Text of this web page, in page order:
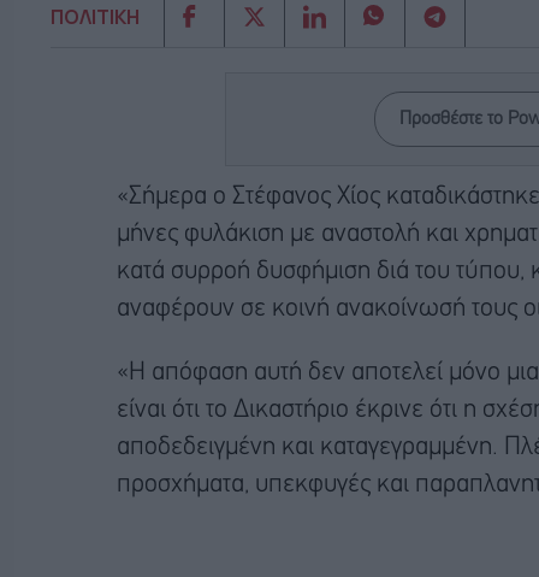
ΠΟΛΙΤΙΚΗ
Προσθέστε το
«Σήμερα ο Στέφανος Χίος
μήνες φυλάκιση με αναστολή και
κατά συρροή δυσφήμιση διά του
αναφέρουν σε κοινή ανακοίνωσή τους
«Η απόφαση αυτή δεν αποτελεί μόνο
είναι ότι το Δικαστήριο έκρινε ότι η
αποδεδειγμένη και καταγεγραμμένη.
προσχήματα, υπεκφυγές και